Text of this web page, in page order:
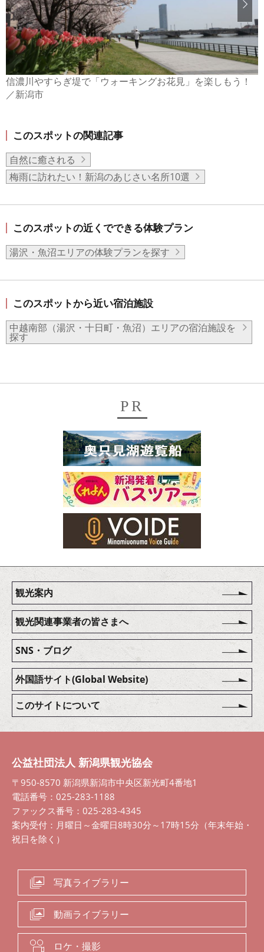
信濃川やすらぎ堤で「ウォーキングお花見」を楽しもう！
／新潟市
このスポットの関連記事
自然に癒される
梅雨に訪れたい！新潟のあじさい名所10選
このスポットの近くでできる体験プラン
湯沢・魚沼エリアの体験プランを探す
このスポットから近い宿泊施設
中越南部（湯沢・十日町・魚沼）エリアの宿泊施設を
探す
PR
観光案内
観光関連事業者の皆さまへ
SNS・ブログ
外国語サイト(Global Website)
このサイトについて
公益社団法人 新潟県観光協会
〒950-8570 新潟県新潟市中央区新光町4番地1
電話番号：025-283-1188
ファックス番号：025-283-4345
案内受付：月曜日～金曜日8時30分～17時15分（年末年始・
祝日を除く）
写真ライブラリー
動画ライブラリー
ロケ・撮影